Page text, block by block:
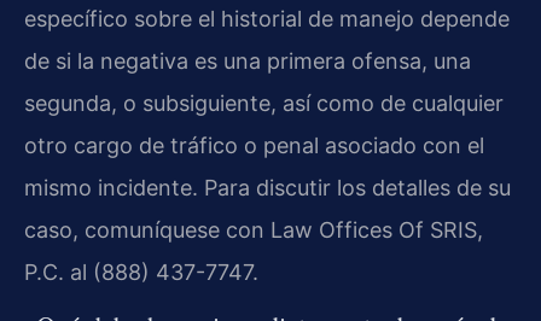
específico sobre el historial de manejo depende
de si la negativa es una primera ofensa, una
segunda, o subsiguiente, así como de cualquier
otro cargo de tráfico o penal asociado con el
mismo incidente. Para discutir los detalles de su
caso, comuníquese con Law Offices Of SRIS,
P.C. al (888) 437-7747.